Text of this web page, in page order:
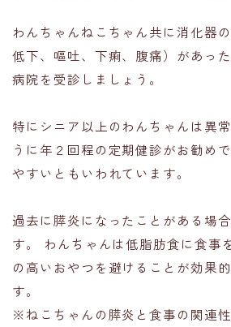
わんちゃんねこちゃん共に消化器
低下、嘔吐、下痢、腹痛）があっ
病院を受診しましょう。
特にシニア以上のわんちゃんは異
うに 年２回程の定期健診がお勧め
やすいともいわれています。
過去に膵炎になったことがある場
す。 わんちゃんは低脂肪食に食事
の高いおやつを避けることが効果
す。
※ねこちゃんの膵炎と食事の関連